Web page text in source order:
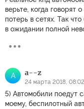
верьте, когда говорят
потерь в сетях. Так
в ожидании полной
A a--z
24 марта 2018, 08:02
5) Автомобили
моему, беспилотный